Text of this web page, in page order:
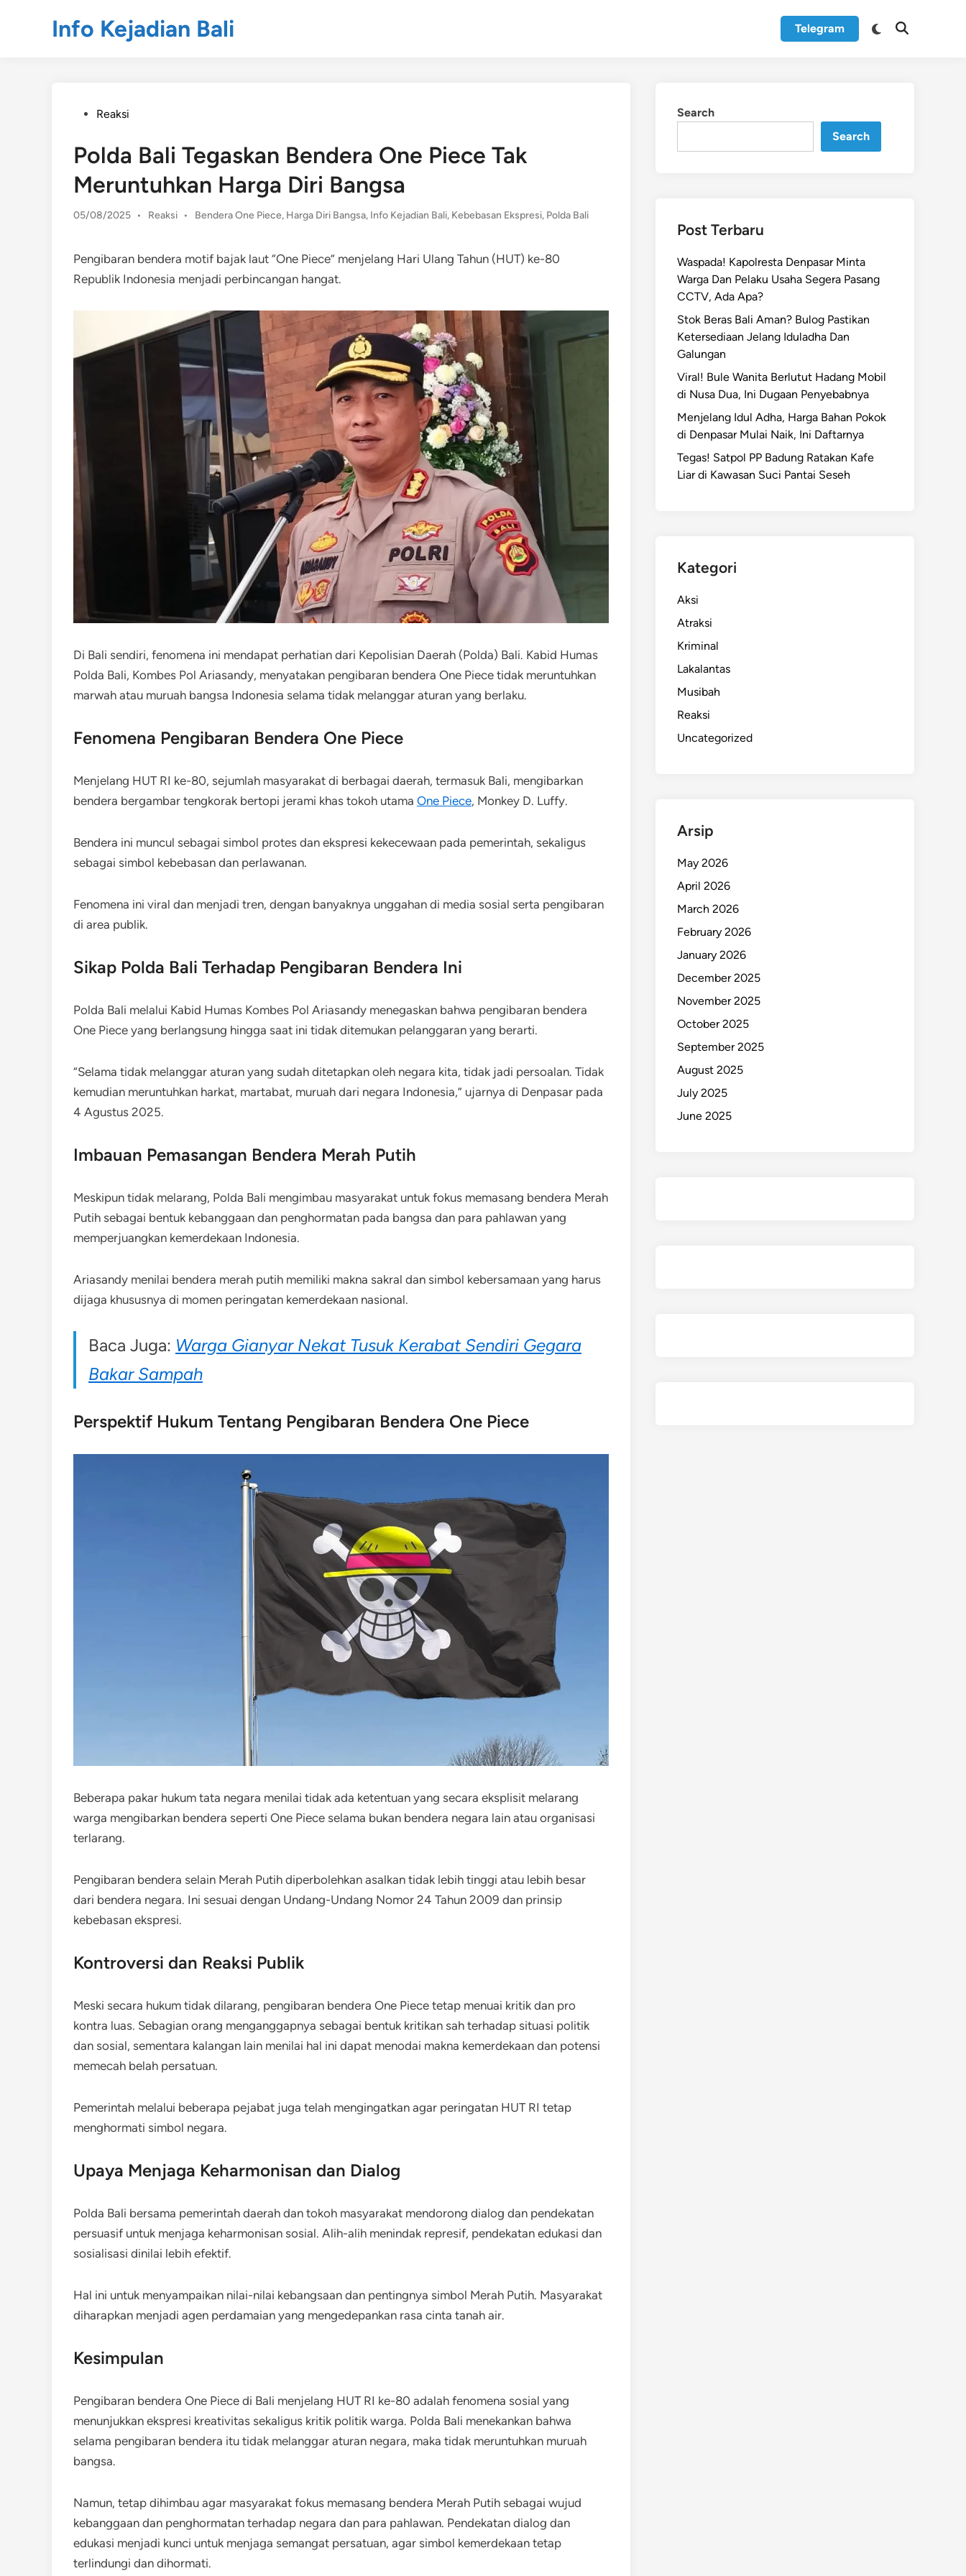
Info Kejadian Bali Telegram
Switch
Open
PostedReaksi
Polda Bali Tegaskan Bendera One Piece Tak
Meruntuhkan Harga Diri Bangsa
05/08/2025 •
Posted
Reaksi • Bendera One Piece, Harga Diri Bangsa, Info Kejadian Bali, Kebebasan Ekspresi, Polda Bali
Pengibaran bendera motif bajak laut “One Piece” menjelang Hari Ulang Tahun (HUT) ke-80
Republik Indonesia menjadi perbincangan hangat.
Di Bali sendiri, fenomena ini mendapat perhatian dari Kepolisian Daerah (Polda) Bali. Kabid Humas
Polda Bali, Kombes Pol Ariasandy, menyatakan pengibaran bendera One Piece tidak meruntuhkan
marwah atau muruah bangsa Indonesia selama tidak melanggar aturan yang berlaku.
Fenomena Pengibaran Bendera One Piece
Menjelang HUT RI ke-80, sejumlah masyarakat di berbagai daerah, termasuk Bali, mengibarkan
bendera bergambar tengkorak bertopi jerami khas tokoh utama One Piece, Monkey D. Luffy.
Bendera ini muncul sebagai simbol protes dan ekspresi kekecewaan pada pemerintah, sekaligus
sebagai simbol kebebasan dan perlawanan.
Fenomena ini viral dan menjadi tren, dengan banyaknya unggahan di media sosial serta pengibaran
di area publik.
Sikap Polda Bali Terhadap Pengibaran Bendera Ini
Polda Bali melalui Kabid Humas Kombes Pol Ariasandy menegaskan bahwa pengibaran bendera
One Piece yang berlangsung hingga saat ini tidak ditemukan pelanggaran yang berarti.
“Selama tidak melanggar aturan yang sudah ditetapkan oleh negara kita, tidak jadi persoalan. Tidak
kemudian meruntuhkan harkat, martabat, muruah dari negara Indonesia,” ujarnya di Denpasar pada
4 Agustus 2025.
Imbauan Pemasangan Bendera Merah Putih
Meskipun tidak melarang, Polda Bali mengimbau masyarakat untuk fokus memasang bendera Merah
Putih sebagai bentuk kebanggaan dan penghormatan pada bangsa dan para pahlawan yang
memperjuangkan kemerdekaan Indonesia.
Ariasandy menilai bendera merah putih memiliki makna sakral dan simbol kebersamaan yang harus
dijaga khususnya di momen peringatan kemerdekaan nasional.
Baca Juga: Warga Gianyar Nekat Tusuk Kerabat Sendiri Gegara
Bakar Sampah
Perspektif Hukum Tentang Pengibaran Bendera One Piece
Beberapa pakar hukum tata negara menilai tidak ada ketentuan yang secara eksplisit melarang
warga mengibarkan bendera seperti One Piece selama bukan bendera negara lain atau organisasi
terlarang.
Pengibaran bendera selain Merah Putih diperbolehkan asalkan tidak lebih tinggi atau lebih besar
dari bendera negara. Ini sesuai dengan Undang-Undang Nomor 24 Tahun 2009 dan prinsip
kebebasan ekspresi.
Kontroversi dan Reaksi Publik
Meski secara hukum tidak dilarang, pengibaran bendera One Piece tetap menuai kritik dan pro
kontra luas. Sebagian orang menganggapnya sebagai bentuk kritikan sah terhadap situasi politik
dan sosial, sementara kalangan lain menilai hal ini dapat menodai makna kemerdekaan dan potensi
memecah belah persatuan.
Pemerintah melalui beberapa pejabat juga telah mengingatkan agar peringatan HUT RI tetap
menghormati simbol negara.
Upaya Menjaga Keharmonisan dan Dialog
Polda Bali bersama pemerintah daerah dan tokoh masyarakat mendorong dialog dan pendekatan
persuasif untuk menjaga keharmonisan sosial. Alih-alih menindak represif, pendekatan edukasi dan
sosialisasi dinilai lebih efektif.
Hal ini untuk menyampaikan nilai-nilai kebangsaan dan pentingnya simbol Merah Putih. Masyarakat
diharapkan menjadi agen perdamaian yang mengedepankan rasa cinta tanah air.
Kesimpulan
Pengibaran bendera One Piece di Bali menjelang HUT RI ke-80 adalah fenomena sosial yang
menunjukkan ekspresi kreativitas sekaligus kritik politik warga. Polda Bali menekankan bahwa
selama pengibaran bendera itu tidak melanggar aturan negara, maka tidak meruntuhkan muruah
bangsa.
Namun, tetap dihimbau agar masyarakat fokus memasang bendera Merah Putih sebagai wujud
kebanggaan dan penghormatan terhadap negara dan para pahlawan. Pendekatan dialog dan
edukasi menjadi kunci untuk menjaga semangat persatuan, agar simbol kemerdekaan tetap
terlindungi dan dihormati.
Search
Search
Post Terbaru
Waspada! Kapolresta Denpasar Minta
Warga Dan Pelaku Usaha Segera Pasang
CCTV, Ada Apa?
Stok Beras Bali Aman? Bulog Pastikan
Ketersediaan Jelang Iduladha Dan
Galungan
Viral! Bule Wanita Berlutut Hadang Mobil
di Nusa Dua, Ini Dugaan Penyebabnya
Menjelang Idul Adha, Harga Bahan Pokok
di Denpasar Mulai Naik, Ini Daftarnya
Tegas! Satpol PP Badung Ratakan Kafe
Liar di Kawasan Suci Pantai Seseh
Kategori
Aksi
Atraksi
Kriminal
Lakalantas
Musibah
Reaksi
Uncategorized
Arsip
May 2026
April 2026
March 2026
February 2026
January 2026
December 2025
November 2025
October 2025
September 2025
August 2025
July 2025
June 2025